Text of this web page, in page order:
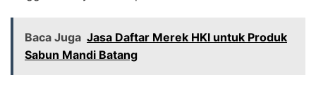
Baca Juga Jasa Daftar Merek HKI untuk Produk
Sabun Mandi Batang